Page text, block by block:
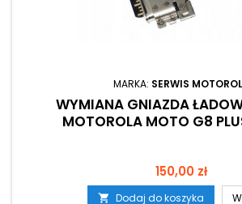
MARKA: SERWIS
WYMIANA GNIAZDA
MOTOROLA MOTO G8
Cena
150,00 zł
 Dodaj do koszyka